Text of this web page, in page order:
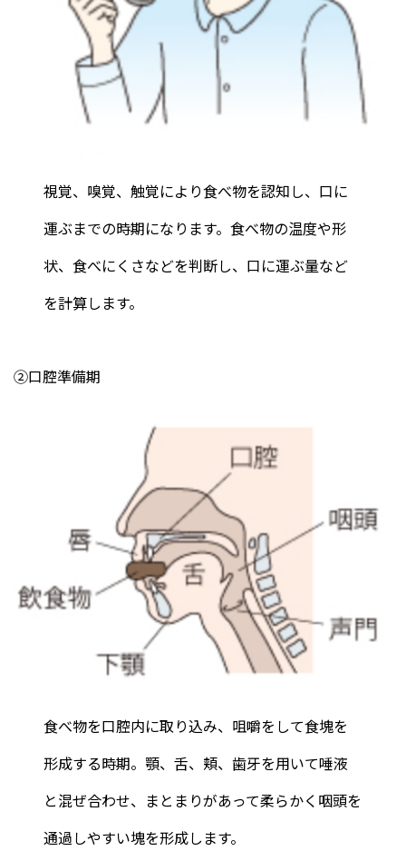
視覚、嗅覚、触覚により食べ物を認知し、口に
運ぶまでの時期になります。食べ物の温度や形
状、食べにくさなどを判断し、口に運ぶ量など
を計算します。
②口腔準備期
食べ物を口腔内に取り込み、咀嚼をして食塊を
形成する時期。顎、舌、頬、歯牙を用いて唾液
と混ぜ合わせ、まとまりがあって柔らかく咽頭を
通過しやすい塊を形成します。